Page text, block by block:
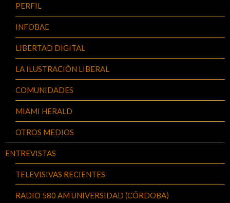
PERFIL
INFOBAE
LIBERTAD DIGITAL
LA ILUSTRACIÓN LIBERAL
COMUNIDADES
MIAMI HERALD
OTROS MEDIOS
ENTREVISTAS
TELEVISIVAS RECIENTES
RADIO 580 AM UNIVERSIDAD (CÓRDOBA)